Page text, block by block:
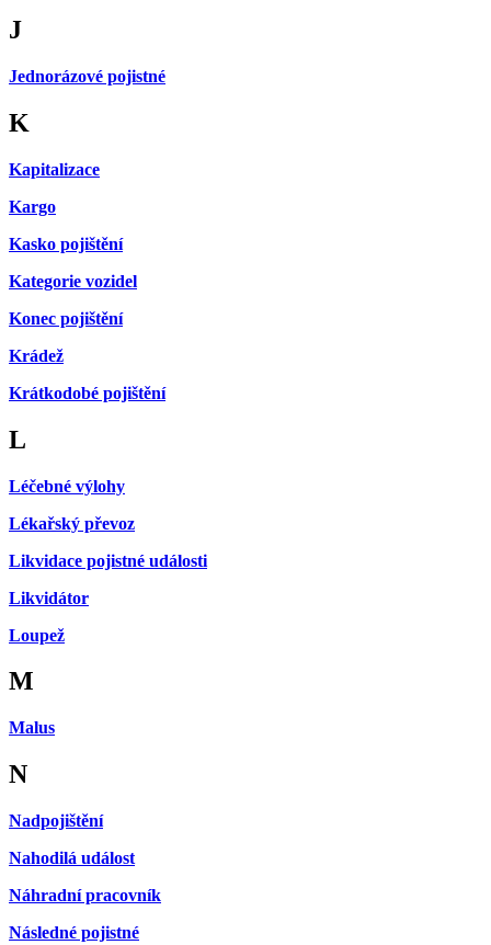
J
Jednorázové pojistné
K
Kapitalizace
Kargo
Kasko pojištění
Kategorie vozidel
Konec pojištění
Krádež
Krátkodobé pojištění
L
Léčebné výlohy
Lékařský převoz
Likvidace pojistné události
Likvidátor
Loupež
M
Malus
N
Nadpojištění
Nahodilá událost
Náhradní pracovník
Následné pojistné